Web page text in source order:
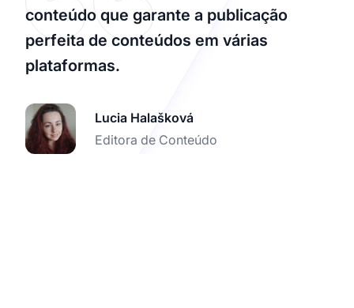
conteúdo que garante a publicação
perfeita de conteúdos em várias
plataformas.
Lucia Halašková
Editora de Conteúdo